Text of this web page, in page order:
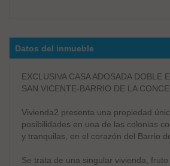
Datos del inmueble
EXCLUSIVA CASA ADOSADA DOBLE
SAN VICENTE-BARRIO DE LA
Vivienda2 presenta una propiedad
posibilidades en una de las colonias
y tranquilas, en el corazón del Barrio
Se trata de una singular vivienda,